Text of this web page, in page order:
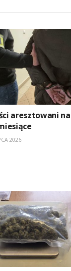
aresztowani na
2026